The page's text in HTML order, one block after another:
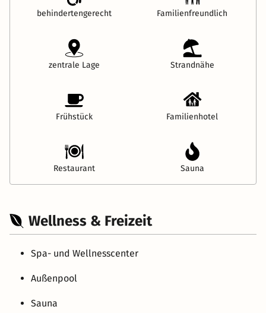
behindertengerecht Familienfreundlich
zentrale Lage Strandnähe
Frühstück Familienhotel
Restaurant Sauna
Wellness & Freizeit
Spa- und Wellnesscenter
Außenpool
Sauna